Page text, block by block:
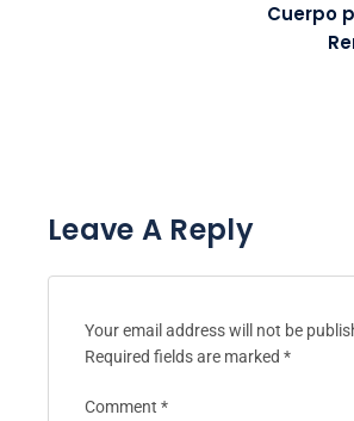
Cuerpo
Leave A Reply
Your email address will not be
Required fields are marked *
Comment *